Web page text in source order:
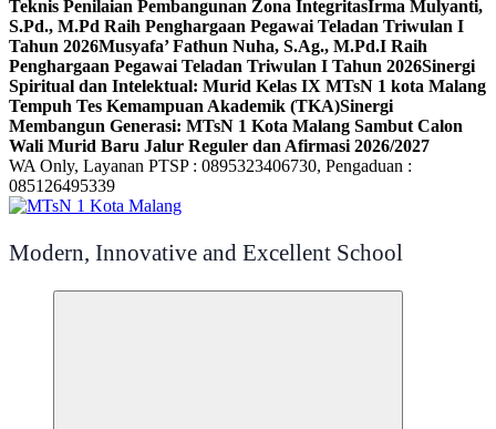
Teknis Penilaian Pembangunan Zona IntegritasIrma Mulyanti,
S.Pd., M.Pd Raih Penghargaan Pegawai Teladan Triwulan I
Tahun 2026Musyafa’ Fathun Nuha, S.Ag., M.Pd.I Raih
Penghargaan Pegawai Teladan Triwulan I Tahun 2026Sinergi
Spiritual dan Intelektual: Murid Kelas IX MTsN 1 kota Malang
Tempuh Tes Kemampuan Akademik (TKA)Sinergi
Membangun Generasi: MTsN 1 Kota Malang Sambut Calon
Wali Murid Baru Jalur Reguler dan Afirmasi 2026/2027
WA Only, Layanan PTSP : 0895323406730, Pengaduan :
085126495339
Modern, Innovative and Excellent School